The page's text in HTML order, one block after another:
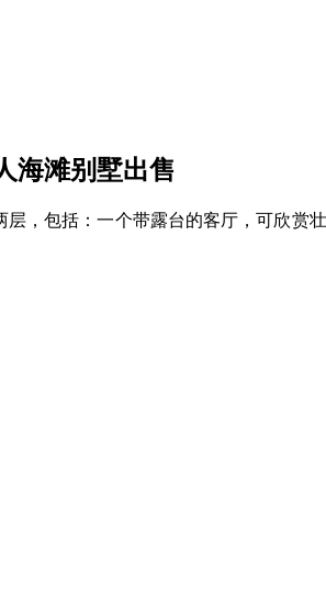
海滩别墅出售
，包括：一个带露台的客厅，可欣赏